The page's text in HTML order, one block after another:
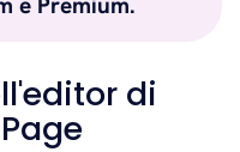
di